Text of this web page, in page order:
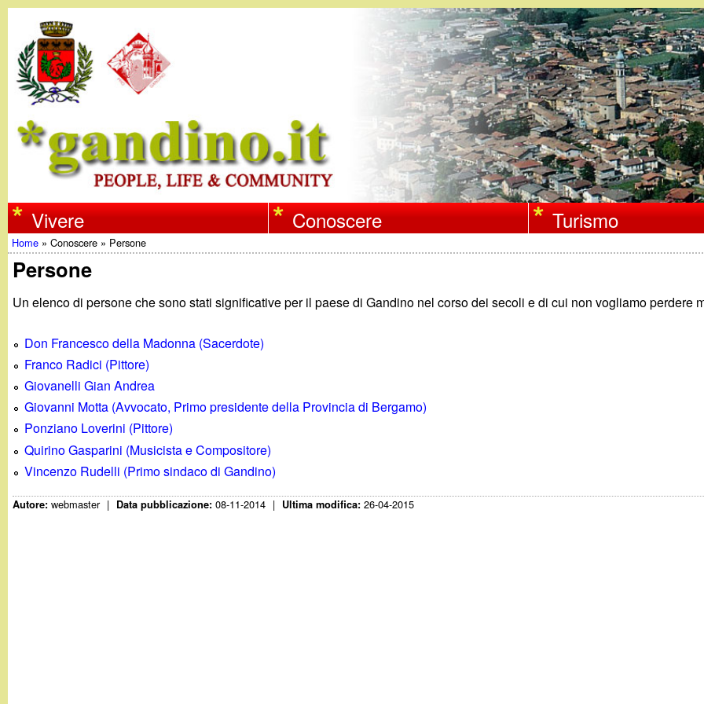
Salta
al
contenuto
principale
w
w
w
.
g
a
n
d
Vivere Conoscere Turismo
Tu
sei
Home »Conoscere » Persone
Persone
Un elenco di persone che sono stati significative per il paese di Gandino nel corso dei secoli e di cui non vogliamo perdere
Don Francesco della Madonna (Sacerdote)
Franco Radici (Pittore)
Giovanelli Gian Andrea
Giovanni Motta (Avvocato, Primo presidente della Provincia di Bergamo)
Ponziano Loverini (Pittore)
Quirino Gasparini (Musicista e Compositore)
Vincenzo Rudelli (Primo sindaco di Gandino)
Autore:webmaster | Data pubblicazione:08-11-2014 | Ultima modifica:26-04-2015